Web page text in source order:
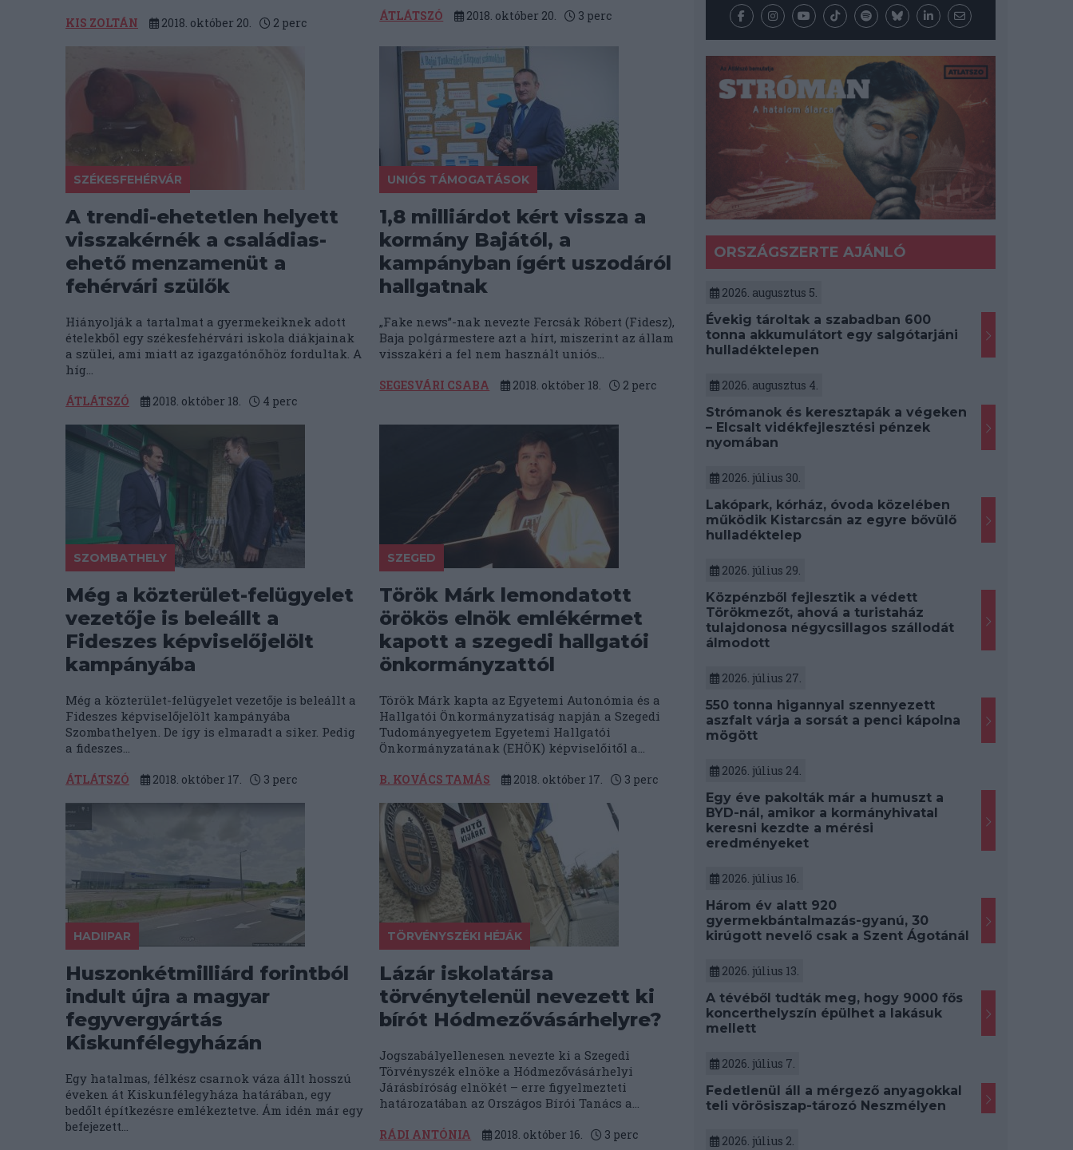
KIS ZOLTÁN 2018. október 20. 2 perc ÁTLÁTSZÓ 2018. október 20. 3 perc
SZÉKESFEHÉRVÁR
A trendi-ehetetlen helyett
visszakérnék a családias-
ehető menzamenüt a
fehérvári szülők
Hiányolják a tartalmat a gyermekeiknek adott
ételekből egy székesfehérvári iskola diákjainak
a szülei, ami miatt az igazgatónőhöz fordultak. A
híg...
ÁTLÁTSZÓ 2018. október 18. 4 perc
UNIÓS TÁMOGATÁSOK
1,8 milliárdot kért vissza a
kormány Bajától, a
kampányban ígért uszodáról
hallgatnak
„Fake news”-nak nevezte Fercsák Róbert (Fidesz),
Baja polgármestere azt a hírt, miszerint az állam
visszakéri a fel nem használt uniós...
SEGESVÁRI CSABA 2018. október 18. 2 perc
SZOMBATHELY
Még a közterület-felügyelet
vezetője is beleállt a
Fideszes képviselőjelölt
kampányába
Még a közterület-felügyelet vezetője is beleállt a
Fideszes képviselőjelölt kampányába
Szombathelyen. De így is elmaradt a siker. Pedig
a fideszes...
ÁTLÁTSZÓ 2018. október 17. 3 perc
SZEGED
Török Márk lemondatott
örökös elnök emlékérmet
kapott a szegedi hallgatói
önkormányzattól
Török Márk kapta az Egyetemi Autonómia és a
Hallgatói Önkormányzatiság napján a Szegedi
Tudományegyetem Egyetemi Hallgatói
Önkormányzatának (EHÖK) képviselőitől a...
B. KOVÁCS TAMÁS 2018. október 17. 3 perc
HADIIPAR
Huszonkétmilliárd forintból
indult újra a magyar
fegyvergyártás
Kiskunfélegyházán
Egy hatalmas, félkész csarnok váza állt hosszú
éveken át Kiskunfélegyháza határában, egy
bedőlt építkezésre emlékeztetve. Ám idén már egy
befejezett...
TÖRVÉNYSZÉKI HÉJÁK
Lázár iskolatársa
törvénytelenül nevezett ki
bírót Hódmezővásárhelyre?
Jogszabályellenesen nevezte ki a Szegedi
Törvényszék elnöke a Hódmezővásárhelyi
Járásbíróság elnökét – erre figyelmezteti
határozatában az Országos Bírói Tanács a...
RÁDI ANTÓNIA 2018. október 16. 3 perc
ORSZÁGSZERTE AJÁNLÓ
2026. augusztus 5.
Évekig tároltak a szabadban 600
tonna akkumulátort egy salgótarjáni
hulladéktelepen
2026. augusztus 4.
Strómanok és keresztapák a végeken
– Elcsalt vidékfejlesztési pénzek
nyomában
2026. július 30.
Lakópark, kórház, óvoda közelében
működik Kistarcsán az egyre bővülő
hulladéktelep
2026. július 29.
Közpénzből fejlesztik a védett
Törökmezőt, ahová a turistaház
tulajdonosa négycsillagos szállodát
álmodott
2026. július 27.
550 tonna higannyal szennyezett
aszfalt várja a sorsát a penci kápolna
mögött
2026. július 24.
Egy éve pakolták már a humuszt a
BYD-nál, amikor a kormányhivatal
keresni kezdte a mérési
eredményeket
2026. július 16.
Három év alatt 920
gyermekbántalmazás-gyanú, 30
kirúgott nevelő csak a Szent Ágotánál
2026. július 13.
A tévéből tudták meg, hogy 9000 fős
koncerthelyszín épülhet a lakásuk
mellett
2026. július 7.
Fedetlenül áll a mérgező anyagokkal
teli vörösiszap-tározó Neszmélyen
2026. július 2.